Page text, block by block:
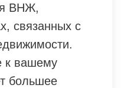
ВНЖ,
связанных с
к вашему
большее